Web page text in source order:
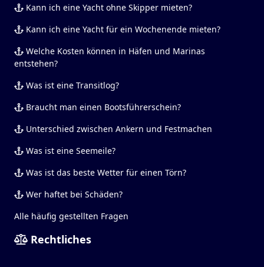
Kann ich eine Yacht ohne Skipper mieten?
Kann ich eine Yacht für ein Wochenende mieten?
Welche Kosten können in Häfen und Marinas
entstehen?
Was ist eine Transitlog?
Braucht man einen Bootsführerschein?
Unterschied zwischen Ankern und Festmachen
Was ist eine Seemeile?
Was ist das beste Wetter für einen Törn?
Wer haftet bei Schäden?
Alle häufig gestellten Fragen
Rechtliches